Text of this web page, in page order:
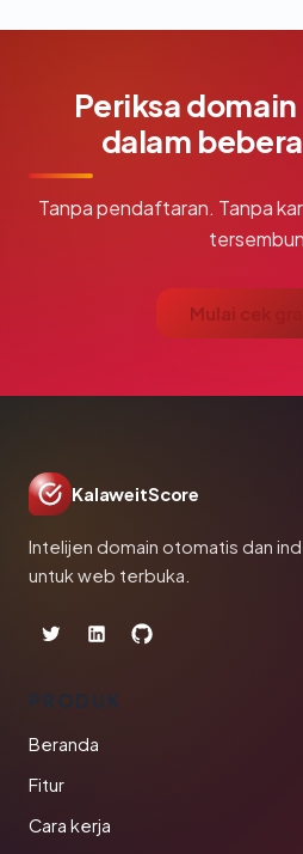
Periksa
dalam
Tanpa pendaftaran. Tanpa
Mulai cek
KalaweitScore
Intelijen domain otomatis dan
untuk web terbuka.
PRODUK
Beranda
Fitur
Cara kerja